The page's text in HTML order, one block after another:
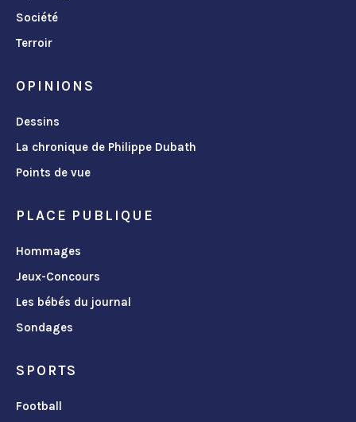
Société
Terroir
OPINIONS
Dessins
La chronique de Philippe Dubath
Points de vue
PLACE PUBLIQUE
Hommages
Jeux-Concours
Les bébés du journal
Sondages
SPORTS
Football